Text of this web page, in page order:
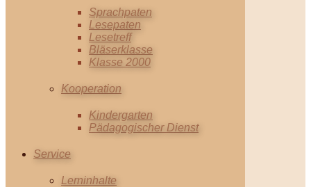
Sprachpaten
Lesepaten
Lesetreff
Bläserklasse
Klasse 2000
Kooperation
Kindergarten
Pädagogischer Dienst
Service
Lerninhalte